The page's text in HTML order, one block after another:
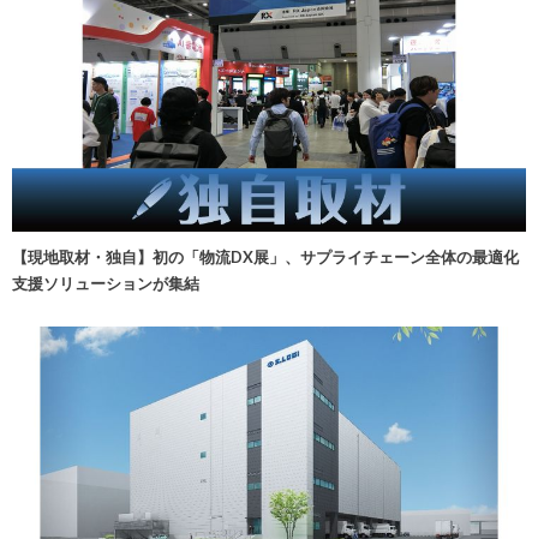
【現地取材・独自】初の「物流DX展」、サプライチェーン全体の最適化
支援ソリューションが集結